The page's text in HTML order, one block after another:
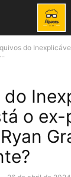
do
o